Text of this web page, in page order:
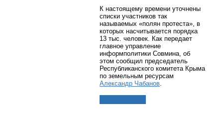
К настоящему времени уточнены
списки участников так
называемых «полян протеста», в
которых насчитывается порядка
13 тыс. человек. Как передает
главное управление
информполитики Совмина, об
этом сообщил председатель
Республиканского комитета Крыма
по земельным ресурсам
Александр Чабанов.